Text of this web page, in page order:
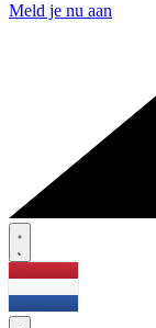
Meld je nu aan